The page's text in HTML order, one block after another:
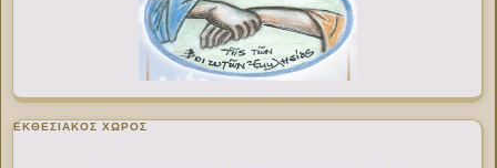
ΕΚΘΕΣΙΑΚΌΣ ΧΏΡΟΣ